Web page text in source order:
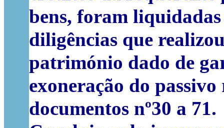
bens, foram liquidadas
diligências que
património dado de
exoneração do
documentos nº30 a 71.